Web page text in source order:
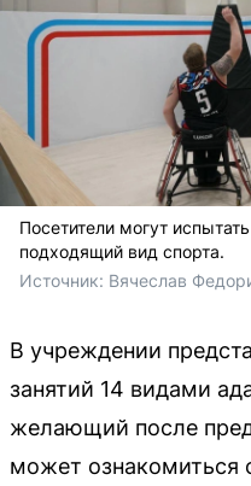
Посетители могут
подходящий вид спорта.
Источник: Вячеслав
В учреждении
занятий 14 видами
желающий после
может ознакомиться